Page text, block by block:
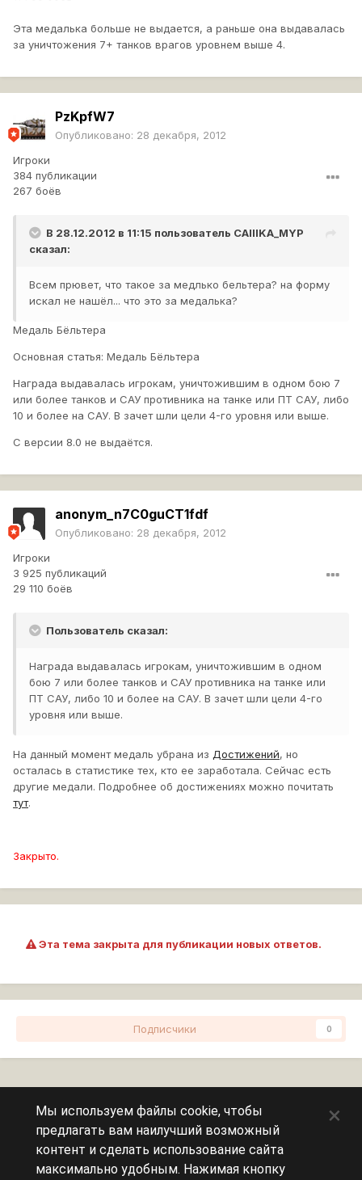
Эта медалька больше не​ выдается, а раньше она выдавалась
за уничтожения 7+ танков врагов уровнем выше 4.
PzKpfW7
Опубликовано: 28 декабря, 2012
Игроки
384 публикации
267 боёв
В 28.12.2012 в 11:15 пользователь CAIIIKA_MYP
сказал:
Всем прювет, что такое за медлько бельтера? на форму
искал не нашёл... что это за медалька?
Медаль Бёльтера
Основная статья: Медаль Бёльтера
Награда выдавалась игрокам, уничтожившим в одном бою 7
или более танков и САУ противника на танке или ПТ САУ, либо
10 и более на САУ. В зачет шли цели 4-го уровня или выше.
С версии 8.0 не выдаётся.
anonym_n7C0guCT1fdf
Опубликовано: 28 декабря, 2012
Игроки
3 925 публикаций
29 110 боёв
Пользователь сказал:
Награда выдавалась игрокам, уничтожившим в одном
бою 7 или более танков и САУ противника на танке или
ПТ САУ, либо 10 и более на САУ. В зачет шли цели 4-го
уровня или выше.
На данный момент медаль убрана из Достижений, но
осталась в статистике тех, кто ее заработала. Сейчас есть
другие медали. Подробнее об достижениях можно почитать
тут.
Закрыто.
Эта тема закрыта для публикации новых ответов.
Подписчики 0
Сейчас на странице
Мы используем файлы cookie, чтобы
предлагать вам наилучший возможный
контент и сделать использование сайта
максимально удобным. Нажимая кнопку
×